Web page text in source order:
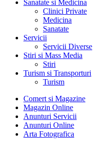
Sanatate si Medicina
Clinici Private
Medicina
Sanatate
Servicii
Servicii Diverse
Stiri si Mass Media
Stiri
Turism si Transporturi
Turism
Comert si Magazine
Magazin Online
Anunturi Servicii
Anunturi Online
Arta Fotografica